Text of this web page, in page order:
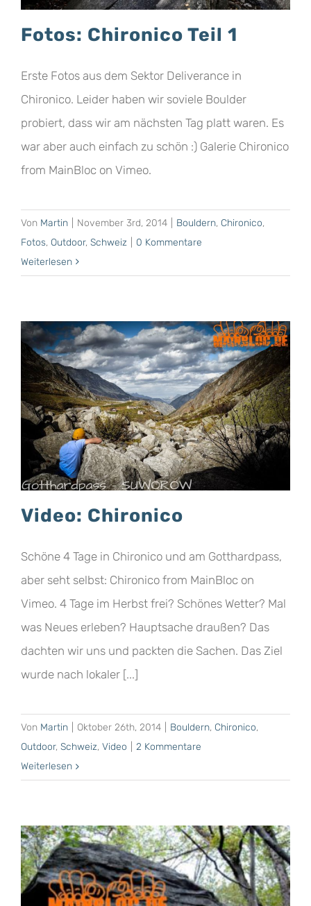
Fotos: Chironico Teil 1
Erste Fotos aus dem Sektor Deliverance in
Chironico. Leider haben wir soviele Boulder
probiert, dass wir am nächsten Tag platt waren. Es
war aber auch einfach zu schön :) Galerie Chironico
from MainBloc on Vimeo.
Von Martin November 3rd, 2014 Bouldern, Chironico,
Fotos, Outdoor, Schweiz
0 Kommentare
Weiterlesen
Video: Chironico
Schöne 4 Tage in Chironico und am Gotthardpass,
aber seht selbst: Chironico from MainBloc on
Vimeo. 4 Tage im Herbst frei? Schönes Wetter? Mal
was Neues erleben? Hauptsache draußen? Das
dachten wir uns und packten die Sachen. Das Ziel
wurde nach lokaler [...]
Von Martin Oktober 26th, 2014 Bouldern, Chironico,
Outdoor, Schweiz, Video
2 Kommentare
Weiterlesen